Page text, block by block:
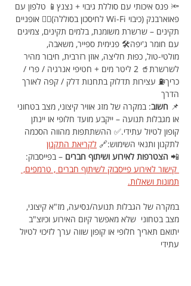
🔦 פנס איכותי עם סוללת גיבוי + נצנץ📱 טלפון עם
פאוארבנק (כיבוי Wi-Fi לחיסכון בסוללה)🚴‍♂️ אופניים
תקינים – שרשרת משומנת, בלמים תקינים, צמיגים
עם חומר ג'יפה🛠 פנימית ספייר, משאבה,
מולטי-טול, כפות חליצה, אוזן רזרבית, חיבור מהיר
לשרשרת🥤 2 ליטר מים + חטיפי אנרגיה / פרי /
כריך⛽ עצירות תדלוק בתחנות דלק / קפה לאורך
הדרך
📌 חשוב: במקרה של מזג אוויר קיצוני, מצב בטחוני
או מגבלות תנועה – ייקבע מועד חלופי או יינתן
קופון לטיול עתידי.✅ ההשתתפות מהווה הסכמה
לתקנון ותנאי השימוש:🔗 לקריאת התקנון
📲 הצטרפות לאירוע ושיתוף חברים – בפייסבוק:
קישור לאירוע פייסבוק לשיתוף חברים , טרמפים,
תמונות ושאלות.
במקרה של הגבלות תנועה/נסיעה, מז"א קיצוני,
מצב בטחוני  שלא מאפשר קיום האירוע וכיוצ"ב
יתואם תאריך חלופי או קופון שווה ערך לזיכוי לטיול
עתידי